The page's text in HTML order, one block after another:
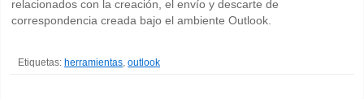
relacionados con la creación, el envío y descarte de
correspondencia creada bajo el ambiente Outlook.
Etiquetas: herramientas outlook